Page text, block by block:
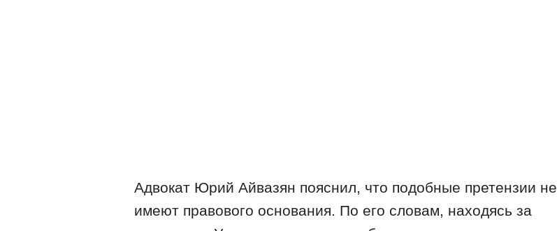
Адвокат Юрий Айвазян пояснил, что подобные претензии не
имеют правового основания. По его словам, находясь за